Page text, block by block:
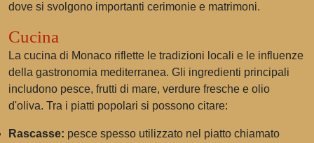
dove si svolgono importanti cerimonie e matrimoni.
Cucina
La cucina di Monaco riflette le tradizioni locali e le influenze
della gastronomia mediterranea. Gli ingredienti principali
includono pesce, frutti di mare, verdure fresche e olio
d'oliva. Tra i piatti popolari si possono citare:
Rascasse: pesce spesso utilizzato nel piatto chiamato